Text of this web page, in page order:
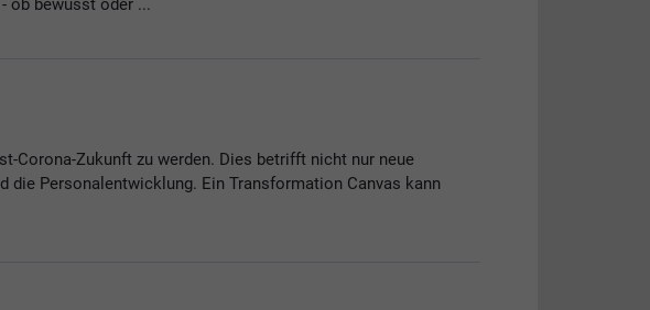
ob bewusst oder ...
Corona-Zukunft zu werden. Dies betrifft nicht nur neue
die Personalentwicklung. Ein Transformation Canvas kann